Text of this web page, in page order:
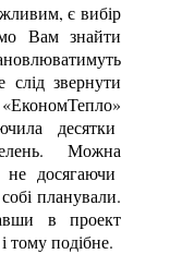
є вибір
Вам знайти
звернути
десятки
Можна
досягаючи
планували.
в проект
тому подібне.